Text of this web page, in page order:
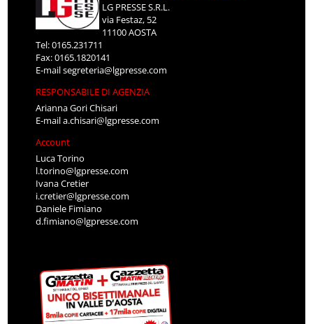
LG PRESSE S.R.L.
via Festaz, 52
11100 AOSTA
Tel: 0165.231711
Fax: 0165.1820141
E-mailsegreteria@lgpresse.com
RESPONSABILE DI AGENZIA
Arianna Gori Chisari
E-maila.chisari@lgpresse.com
Account
Luca Torino
l.torino@lgpresse.com
Ivana Cretier
i.cretier@lgpresse.com
Daniele Fimiano
d.fimiano@lgpresse.com